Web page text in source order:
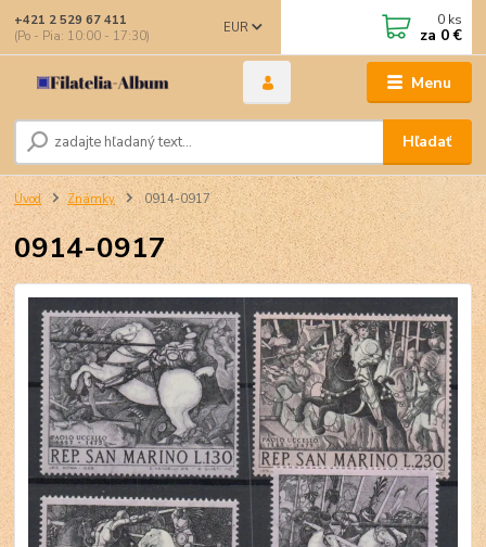
Menu
EUR
Hľadať
+421 2 529 67 411
(Po - Pia: 10:00 - 17:30)
0 ks
za 0 €
Úvod Známky 0914-0917
0914-0917